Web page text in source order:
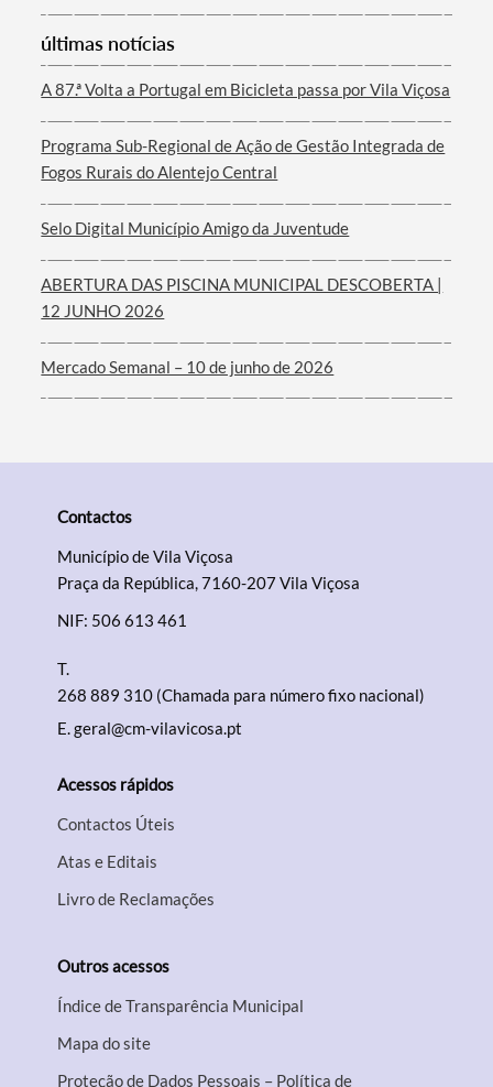
Categorias gerais
Filtros
últimas notícias
A 87.ª Volta a Portugal em Bicicleta passa por Vila Viçosa
Programa Sub-Regional de Ação de Gestão Integrada de
Fogos Rurais do Alentejo Central
Selo Digital Município Amigo da Juventude
ABERTURA DAS PISCINA MUNICIPAL DESCOBERTA |
12 JUNHO 2026
Mercado Semanal – 10 de junho de 2026
Contactos
Município de Vila Viçosa
Praça da República, 7160-207 Vila Viçosa
NIF: 506 613 461
T.
268 889 310 (Chamada para número fixo nacional)
E.geral@cm-vilavicosa.pt
Acessos rápidos
Contactos Úteis
Atas e Editais
Livro de Reclamações
Outros acessos
Índice de Transparência Municipal
Mapa do site
Proteção de Dados Pessoais – Política de